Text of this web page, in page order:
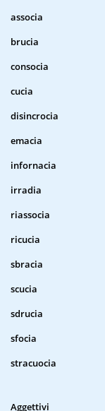
associa
brucia
consocia
cucia
disincrocia
emacia
infornacia
irradia
riassocia
ricucia
sbracia
scucia
sdrucia
sfocia
stracuocia
Aggettivi